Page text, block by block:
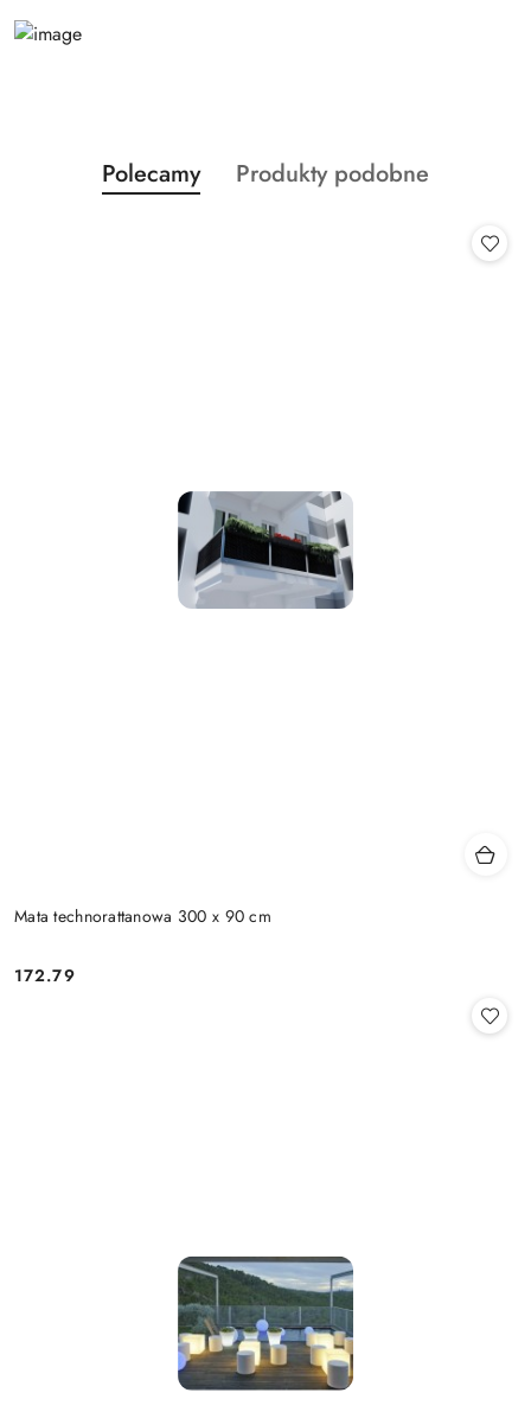
Pomiń karuzelę produktów
Produkty
o
Polecamy
Produkty
Produkty podobne
Mata technorattanowa 300 x 90 cm
Cena:
172.79